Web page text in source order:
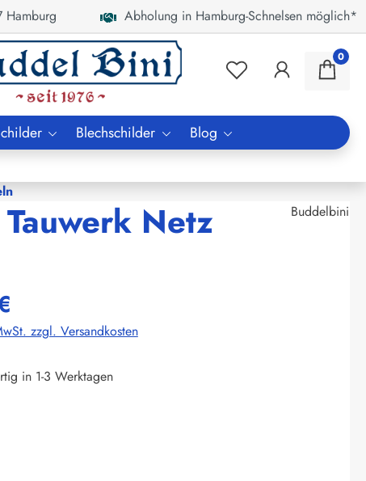
Hamburg Abholung in Hamburg-Schnelsen möglich*
0
Blechschilder Blog
Netz Buddelbini
zzgl. Versandkosten
in 1-3 Werktagen